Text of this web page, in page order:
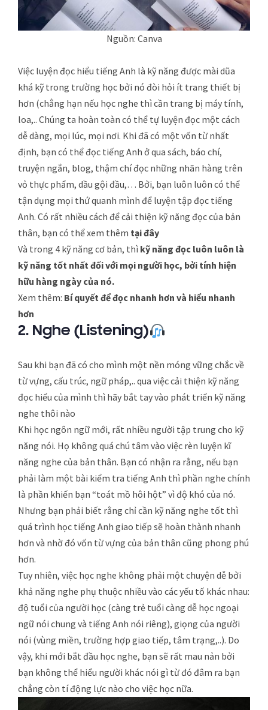
Nguồn: Canva
Việc luyện đọc hiểu tiếng Anh là kỹ năng được mài dũa
khá kỹ trong trường học bởi nó đòi hỏi ít trang thiết bị
hơn (chẳng hạn nếu học nghe thì cần trang bị máy tính,
loa,.. Chúng ta hoàn toàn có thể tự luyện đọc một cách
dễ dàng, mọi lúc, mọi nơi. Khi đã có một vốn từ nhất
định, bạn có thể đọc tiếng Anh ở qua sách, báo chí,
truyện ngắn, blog, thậm chí đọc những nhãn hàng trên
vỏ thực phẩm, dầu gội đầu,… Bởi, bạn luôn luôn có thể
tận dụng mọi thứ quanh mình để luyện tập đọc tiếng
Anh. Có rất nhiều cách để cải thiện kỹ năng đọc của bản
thân, bạn có thể xem thêm tại đây
Và trong 4 kỹ năng cơ bản, thì kỹ năng đọc luôn luôn là
kỹ năng tốt nhất đối với mọi người học, bởi tính hiện
hữu hàng ngày của nó.
Xem thêm: Bí quyết để đọc nhanh hơn và hiểu nhanh
hơn
2. Nghe (Listening)
Sau khi bạn đã có cho mình một nền móng vững chắc về
từ vựng, cấu trúc, ngữ pháp,.. qua việc cải thiện kỹ năng
đọc hiểu của mình thì hãy bắt tay vào phát triển kỹ năng
nghe thôi nào
Khi học ngôn ngữ mới, rất nhiều người tập trung cho kỹ
năng nói. Họ không quá chú tâm vào việc rèn luyện kĩ
năng nghe của bản thân. Bạn có nhận ra rằng, nếu bạn
phải làm một bài kiểm tra tiếng Anh thì phần nghe chính
là phần khiến bạn “toát mồ hôi hột” vì độ khó của nó.
Nhưng bạn phải biết rằng chỉ cần kỹ năng nghe tốt thì
quá trình học tiếng Anh giao tiếp sẽ hoàn thành nhanh
hơn và nhờ đó vốn từ vựng của bản thân cũng phong phú
hơn.
Tuy nhiên, việc học nghe không phải một chuyện dễ bởi
khả năng nghe phụ thuộc nhiều vào các yếu tố khác nhau:
độ tuổi của người học (càng trẻ tuổi càng dễ học ngoại
ngữ nói chung và tiếng Anh nói riêng), giọng của người
nói (vùng miền, trường hợp giao tiếp, tâm trạng,..). Do
vậy, khi mới bắt đầu học nghe, bạn sẽ rất mau nản bởi
bạn không thể hiểu người khác nói gì từ đó đâm ra bạn
chẳng còn tí động lực nào cho việc học nữa.